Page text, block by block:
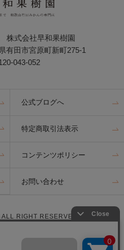
株式会社早和果樹園
有田市宮原町新町275-1
043-052
公式ブログへ
特定商取引法表示
コンテンツポリシー
お問い合わせ
RIGHT RESERVED.